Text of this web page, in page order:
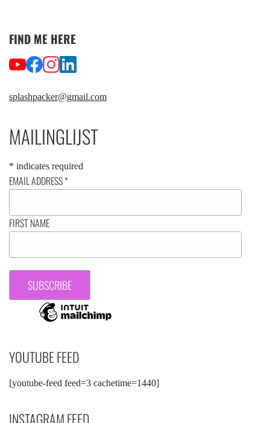
FIND ME HERE
splashpacker@gmail.com
MAILINGLIJST
* indicates required
EMAIL ADDRESS*
FIRST NAME
YOUTUBE FEED
[youtube-feed feed=3 cachetime=1440]
INSTAGRAM FEED